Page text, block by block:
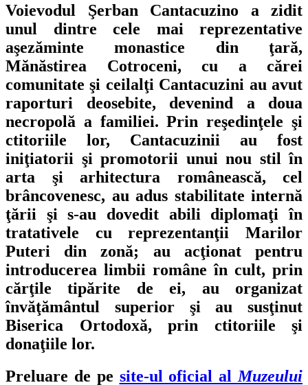
Voievodul Şerban Cantacuzino a zidit
unul dintre cele mai reprezentative
aşezăminte monastice din ţară,
Mănăstirea Cotroceni, cu a cărei
comunitate şi ceilalţi Cantacuzini au avut
raporturi deosebite, devenind a doua
necropolă a familiei. Prin reşedinţele şi
ctitoriile lor, Cantacuzinii au fost
iniţiatorii şi promotorii unui nou stil în
arta şi arhitectura românească, cel
brâncovenesc, au adus stabilitate internă
ţării şi s-au dovedit abili diplomaţi în
tratativele cu reprezentanţii Marilor
Puteri din zonă; au acţionat pentru
introducerea limbii române în cult, prin
cărţile tipărite de ei, au organizat
învăţământul superior şi au susţinut
Biserica Ortodoxă, prin ctitoriile şi
donaţiile lor.
Preluare de pe site-ul oficial al Muzeului